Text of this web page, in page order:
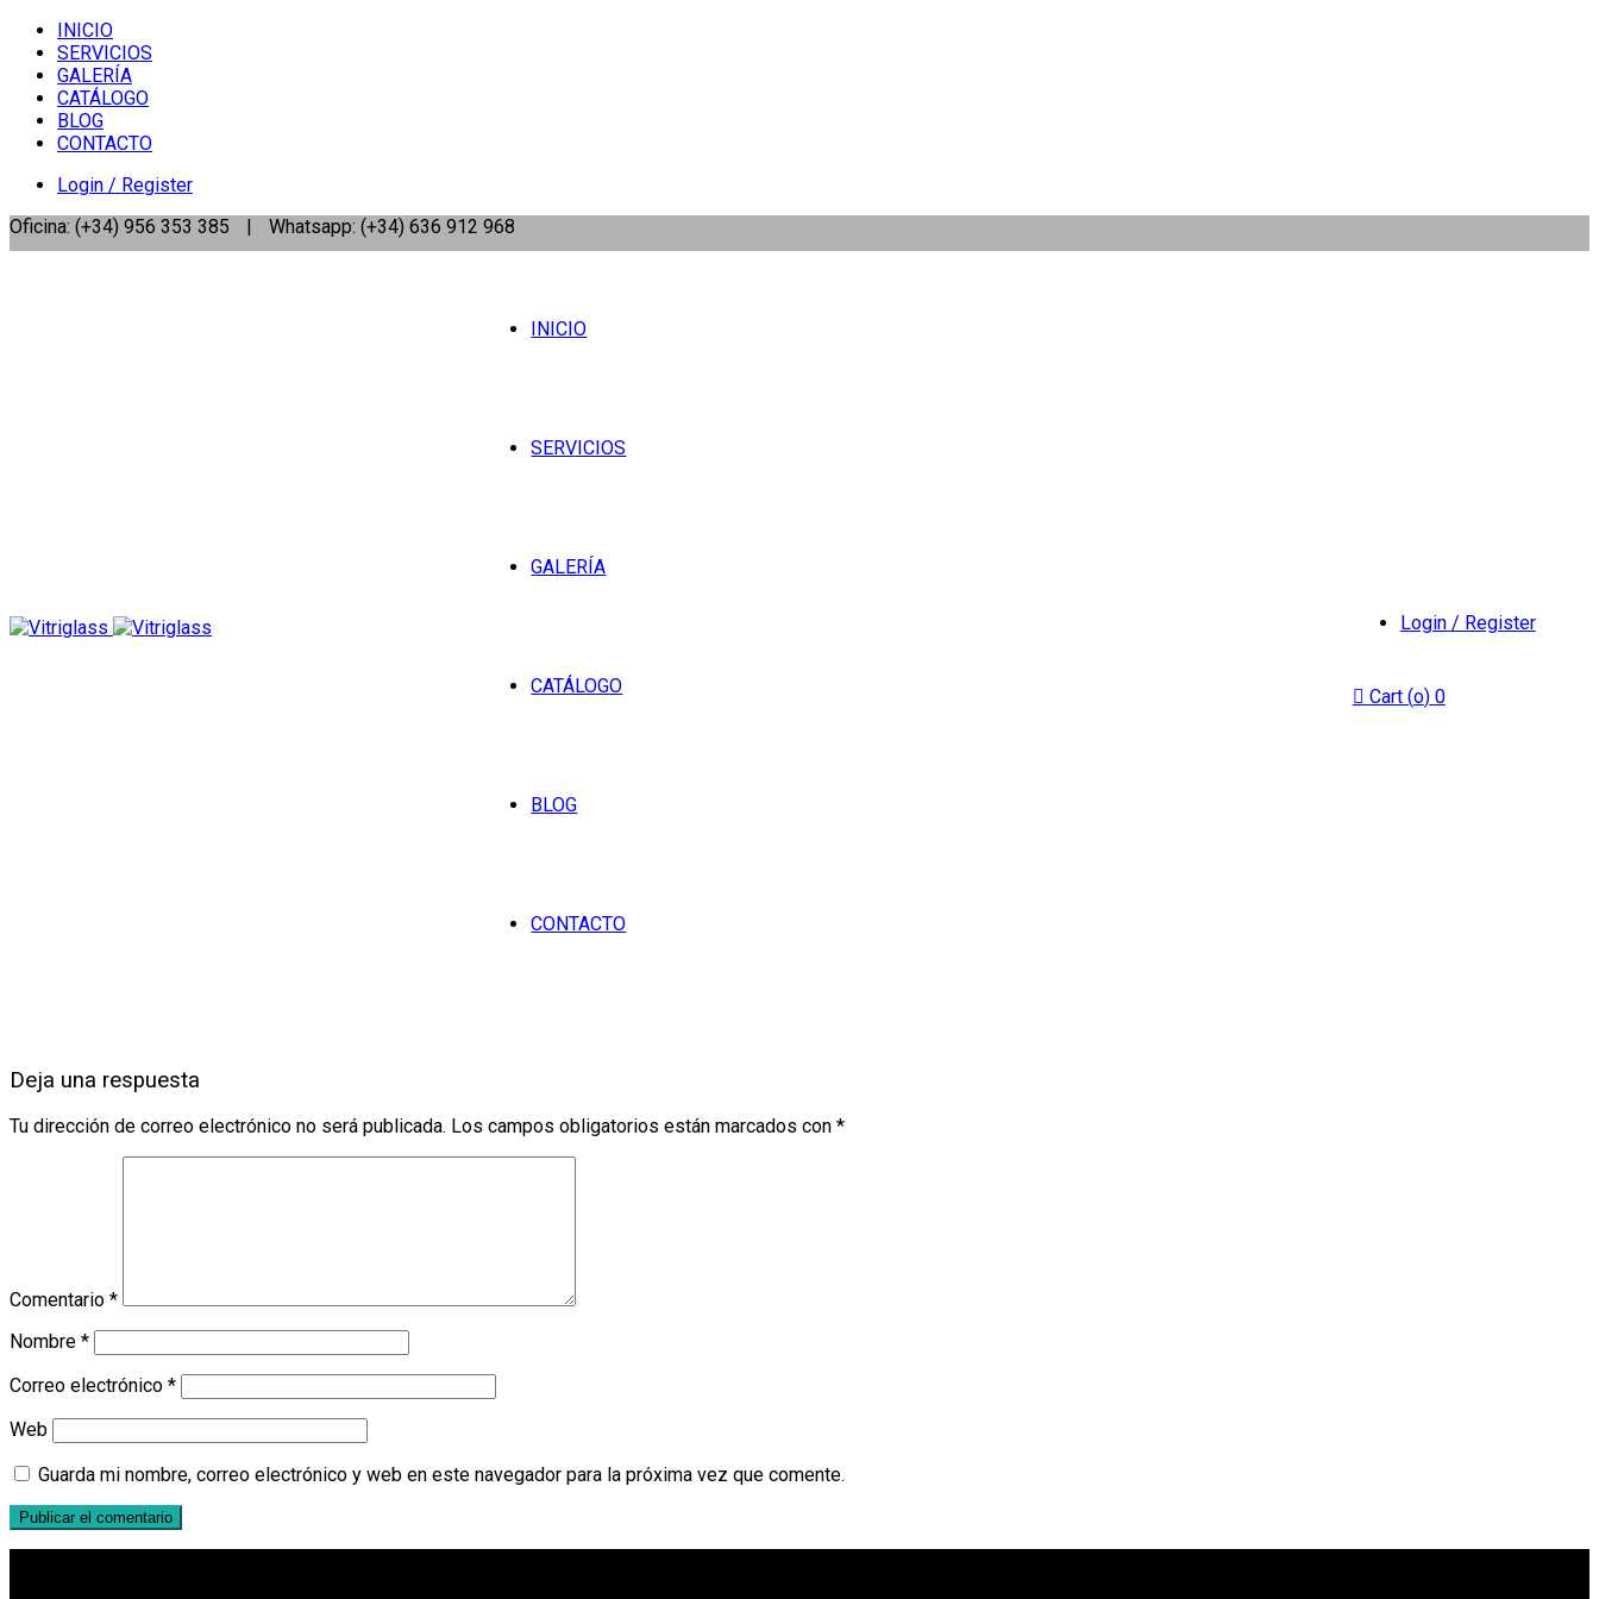
INICIO
SERVICIOS
GALERÍA
CATÁLOGO
BLOG
CONTACTO
Login / Register
Oficina: (+34) 956 353 385
| Whatsapp: (+34) 636 912 968
INICIO
SERVICIOS
GALERÍA
CATÁLOGO
BLOG
CONTACTO
Login / Register
Cart (o) 0
Deja una respuesta
Tu dirección de correo electrónico no será publicada. Los campos obligatorios están marcados con *
Comentario *
Nombre *
Correo electrónico *
Web
Guarda mi nombre, correo electrónico y web en este navegador para la próxima vez que comente.